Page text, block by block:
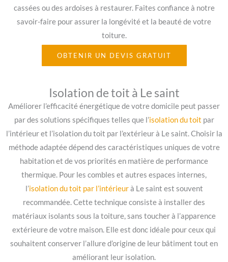
cassées ou des ardoises à restaurer. Faites confiance à notre
savoir-faire pour assurer la longévité et la beauté de votre
toiture.
OBTENIR UN DEVIS GRATUIT
Isolation de toit à Le saint
Améliorer l’efficacité énergétique de votre domicile peut passer
par des solutions spécifiques telles que l’isolation du toit par
l’intérieur et l’isolation du toit par l’extérieur à Le saint. Choisir la
méthode adaptée dépend des caractéristiques uniques de votre
habitation et de vos priorités en matière de performance
thermique. Pour les combles et autres espaces internes,
l’isolation du toit par l’intérieurà Le saint est souvent
recommandée. Cette technique consiste à installer des
matériaux isolants sous la toiture, sans toucher à l’apparence
extérieure de votre maison. Elle est donc idéale pour ceux qui
souhaitent conserver l’allure d’origine de leur bâtiment tout en
améliorant leur isolation.